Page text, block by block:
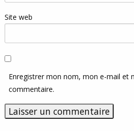
Site web
Enregistrer mon nom, mon e-mail et
commentaire.